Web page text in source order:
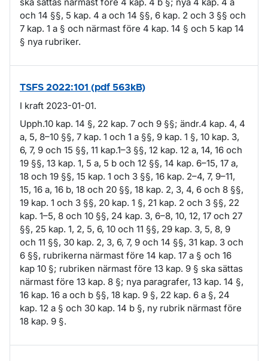
och 14 §§, 5 kap. 4 a och 14 §§, 6 kap. 2 och 3 §§ och
7 kap. 1 a § och närmast före 4 kap. 14 § och 5 kap 14
§ nya rubriker.
TSFS 2022:101 (pdf 563kB)
I kraft 2023-01-01.
Upph.10 kap. 14 §, 22 kap. 7 och 9 §§; ändr.4 kap. 4, 4
a, 5, 8–10 §§, 7 kap. 1 och 1 a §§, 9 kap. 1 §, 10 kap. 3,
6, 7, 9 och 15 §§, 11 kap.1–3 §§, 12 kap. 12 a, 14, 16 och
19 §§, 13 kap. 1, 5 a, 5 b och 12 §§, 14 kap. 6–15, 17 a,
18 och 19 §§, 15 kap. 1 och 3 §§, 16 kap. 2–4, 7, 9–11,
15, 16 a, 16 b, 18 och 20 §§, 18 kap. 2, 3, 4, 6 och 8 §§,
19 kap. 1 och 3 §§, 20 kap. 1 §, 21 kap. 2 och 3 §§, 22
kap. 1–5, 8 och 10 §§, 24 kap. 3, 6–8, 10, 12, 17 och 27
§§, 25 kap. 1, 2, 5, 6, 10 och 11 §§, 29 kap. 3, 5, 8, 9
och 11 §§, 30 kap. 2, 3, 6, 7, 9 och 14 §§, 31 kap. 3 och
6 §§, rubrikerna närmast före 14 kap. 17 a § och 16
kap 10 §; rubriken närmast före 13 kap. 9 § ska sättas
närmast före 13 kap. 8 §; nya paragrafer, 13 kap. 14 §,
16 kap. 16 a och b §§, 18 kap. 9 §, 22 kap. 6 a §, 24
kap. 12 a § och 30 kap. 14 b §, ny rubrik närmast före
18 kap. 9 §.